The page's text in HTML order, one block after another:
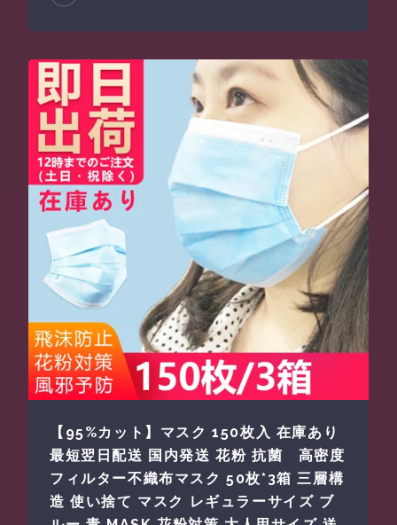
【95%カット】マスク 150枚入 在庫あり
最短翌日配送 国内発送 花粉 抗菌 高密度
フィルター不織布マスク 50枚*3箱 三層構
造 使い捨て マスク レギュラーサイズ ブ